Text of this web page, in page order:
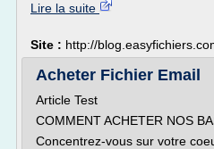
Lire la suite
Site : http://
Acheter Fichier Email
Article Test
COMMENT ACHETER NOS
Concentrez-vous sur votre